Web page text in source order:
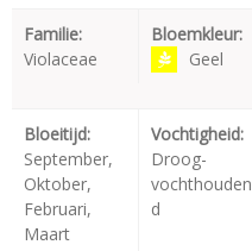
Familie:
Violaceae
Bloemkleur:
Geel
Bloeitijd:
September,
Oktober,
Februari,
Maart
Vochtigheid:
Droog-
vochthouden
d